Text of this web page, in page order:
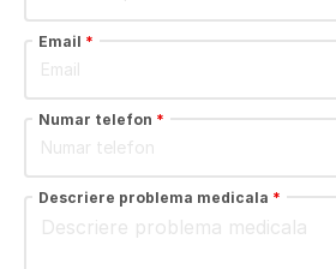
Email *
Numar telefon *
Descriere problema medicala *